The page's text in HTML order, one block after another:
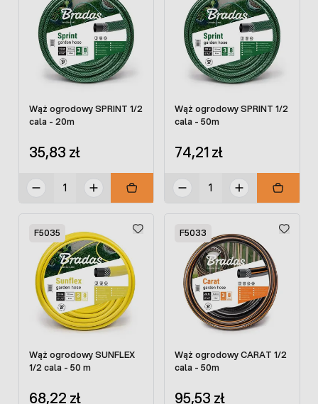
Wąż ogrodowy SPRINT 1/2
cala - 20m
35,83 zł
Wąż ogrodowy SPRINT 1/2
cala - 50m
74,21 zł
F5035
Wąż ogrodowy SUNFLEX
1/2 cala - 50 m
68,22 zł
F5033
Wąż ogrodowy CARAT 1/2
cala - 50m
95,53 zł